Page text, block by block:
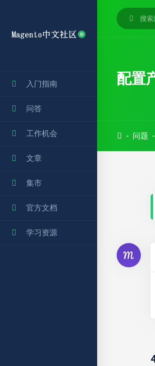
入门指南
问答
工作机会
文章
集市
官方文档
学习资源
配置
问题